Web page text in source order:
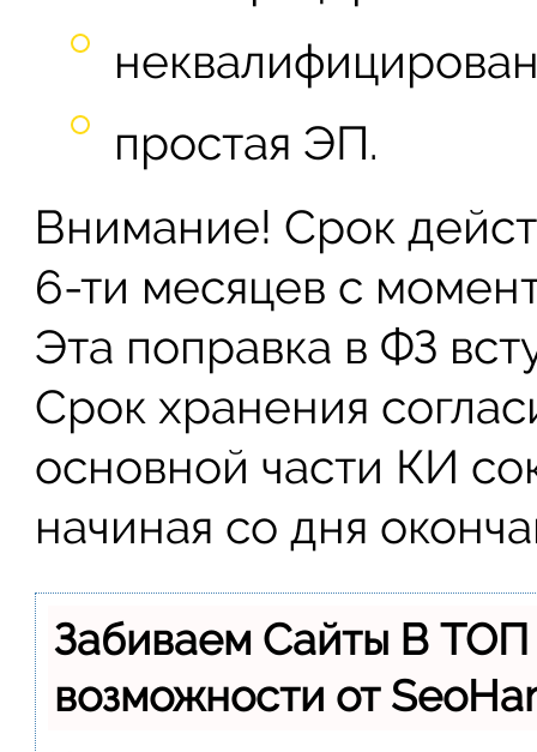
простая ЭП.
Внимание! Срок
6-ти месяцев с
Эта поправка в ФЗ
Срок хранения
основной части КИ
начиная со дня
Забиваем Сайты В
возможности от